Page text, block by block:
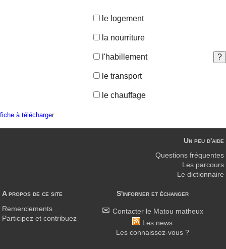
le logement
la nourriture
l'habillement
le transport
le chauffage
fiche à télécharger
A propos de ce site
Remerciements
Participez et contribuez
S'informer et échanger
Contacter le Matou matheux
Les news
Les connaissez-vous ?
Un peu d'aide
Questions fréquentes
Les parcours
Le dictionnaire